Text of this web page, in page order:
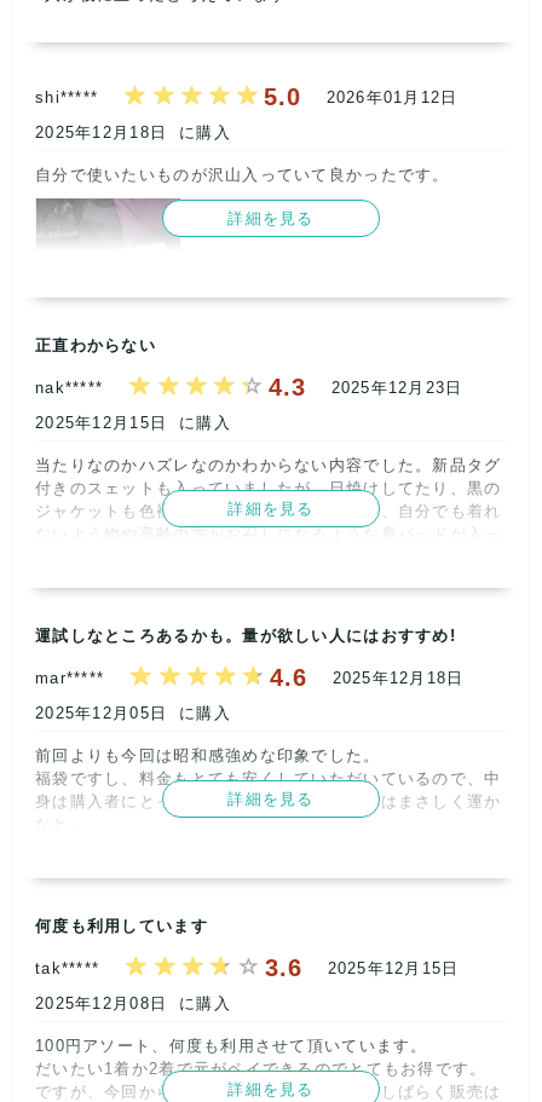
取引満足
5
shi***** 5.0
2026年01月12日
2025年12月18日
に購入
自分で使いたいものが沢山入っていて良かったです。
5
5
5
5
5
取引満足
5
詳細を見る
正直わからない
nak***** 4.3
2025年12月23日
2025年12月15日
に購入
当たりなのかハズレなのかわからない内容でした。新品タグ
付きのスェットも入っていましたが、日焼けしてたり、黒の
ジャケットも色褪せして赤みがかっていたり、自分でも着れ
ないよう物や高齢の方がお召しになるような肩パッドが入っ
記載内容
梱包
商品満足
交渉
出荷
5
4
詳細を見る
運試しなところあるかも。量が欲しい人にはおすすめ!
mar***** 4.6
2025年12月18日
2025年12月05日
に購入
前回よりも今回は昭和感強めな印象でした。
福袋ですし、料金もとても安くしていただいているので、中
身は購入者にとって良いものが入っているかはまさしく運か
なと。
また購入します✨️
記載内容
梱包
商品満足
交渉
出荷
5
詳細を見る
何度も利用しています
tak***** 3.6
2025年12月15日
2025年12月08日
に購入
100円アソート、何度も利用させて頂いています。
だいたい1着か2着で元がペイできるのでとてもお得です。
ですが、今回から春夏ものが多くなり、またしばらく販売は
詳細を見る